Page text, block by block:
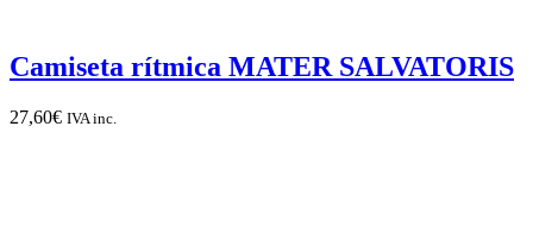
Camiseta rítmica MATER SALVATORIS
27,60€ IVA inc.